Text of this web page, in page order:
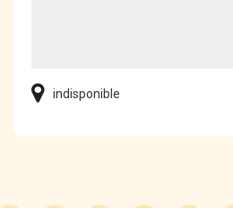
indisponible